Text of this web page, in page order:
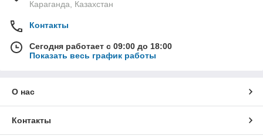
Караганда, Казахстан
Контакты
Сегодня работает с 09:00 до 18:00
Показать весь график работы
О нас
Контакты